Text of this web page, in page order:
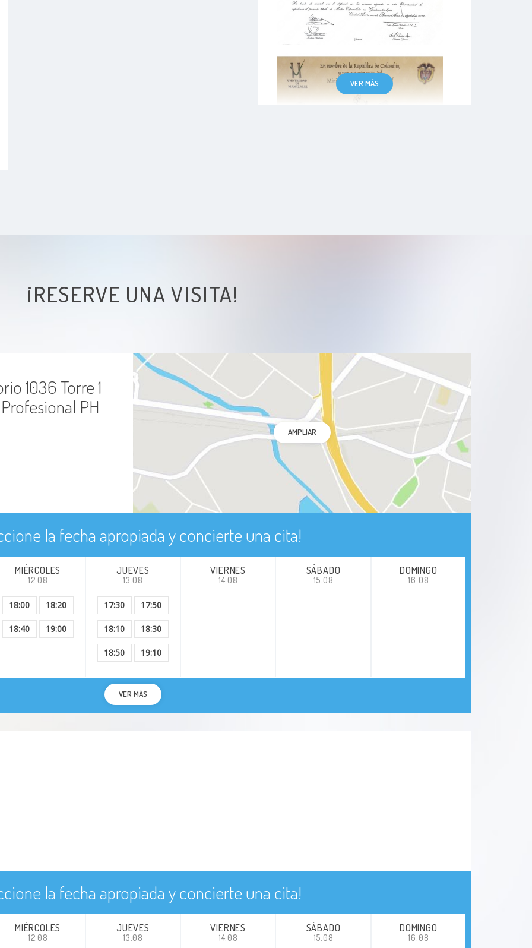
VER MÁS
¡RESERVE UNA VISITA!
1036 Torre 1
PH
AMPLIAR
la fecha apropiada y concierte una cita!
MIÉRCOLES
12.08
18:00 18:20
18:40 19:00
JUEVES
13.08
17:30 17:50
18:10 18:30
18:50 19:10
VIERNES
14.08
SÁBADO
15.08
DOMINGO
16.08
VER MÁS
la fecha apropiada y concierte una cita!
MIÉRCOLES
12.08
JUEVES
13.08
VIERNES
14.08
SÁBADO
15.08
DOMINGO
16.08